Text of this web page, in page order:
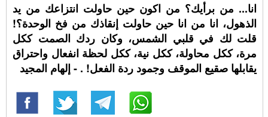
انا... من برأيك؟ من اكون حين حاولت انتزاعك من يد
الذهول، انا من انا حين حاولت إنقاذك من فخ الوحدة؟!
قلت لك في قلبي الشمس، وكان ردك الصمت ككل
مرة، ككل محاولة، ككل نية، ككل لحظة انفعال واحتراق
يقابلها صقيع الموقف وجمود ردة الفعل! ⁧‫. - إلهام المجيد